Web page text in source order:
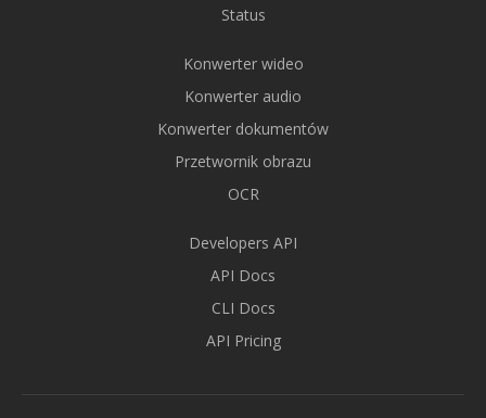
Status
Konwerter wideo
Konwerter audio
Konwerter dokumentów
Przetwornik obrazu
OCR
Developers API
API Docs
CLI Docs
API Pricing